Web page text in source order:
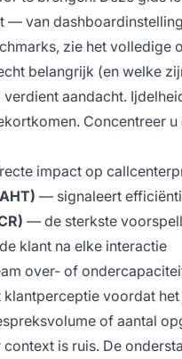
— van
zie het volledige
belangrijk (en welke
aandacht.
Concentreer
impact op
— signaleert
— de sterkste
klant na elke interactie
over- of
voordat
of aantal
is ruis. De